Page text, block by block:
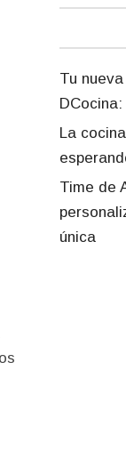
Tu
La
Time de
única